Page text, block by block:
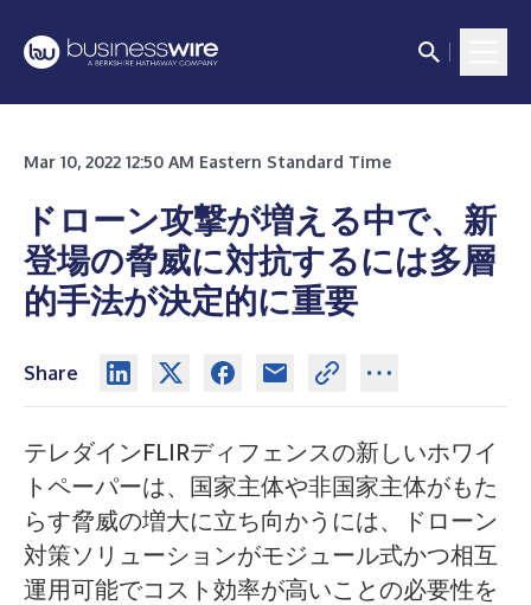
Mar 10, 2022 12:50 AM Eastern Standard Time
ドローン攻撃が増える中で、新
登場の脅威に対抗するには多層
的手法が決定的に重要
Share
テレダインFLIRディフェンスの新しいホワイ
トペーパーは、国家主体や非国家主体がもた
らす脅威の増大に立ち向かうには、ドローン
対策ソリューションがモジュール式かつ相互
運用可能でコスト効率が高いことの必要性を